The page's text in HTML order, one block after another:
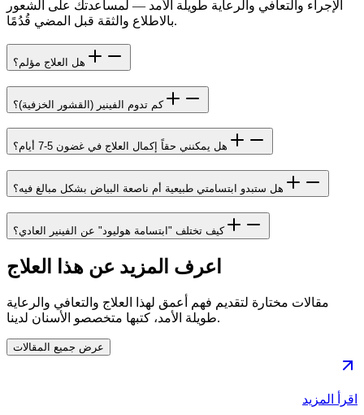
الإجراء والتعافي والرعاية طويلة الأمد — لمساعدتك على الشعور
بالاطلاع والثقة قبل المضي قُدُمًا.
هل العلاج مؤلم؟
كم تدوم الفينير (القشور الخزفية)؟
هل يمكنني حقاً إكمال العلاج في غضون 5-7 أيام؟
هل ستبدو ابتسامتي طبيعية أم ناصعة البياض بشكل مبالغ فيه؟
كيف تختلف "ابتسامة هوليود" عن الفينير العادي؟
اعرف المزيد عن هذا العلاج
مقالات مختارة لتقديم فهم أعمق لهذا العلاج والتعافي والرعاية
طويلة الأمد، كتبها متخصصو الأسنان لدينا.
عرض جميع المقالات
اقرأ المزيد